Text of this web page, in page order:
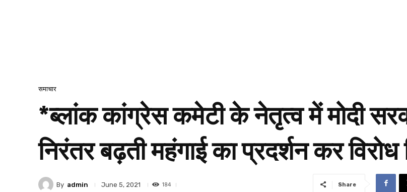
समाचार
*ब्लांक कांग्रेस कमेटी के नेतृत्व में मोदी
निरंतर बढ़ती महंगाई का प्रदर्शन कर विरोध
By admin June 5, 2021 184 Share